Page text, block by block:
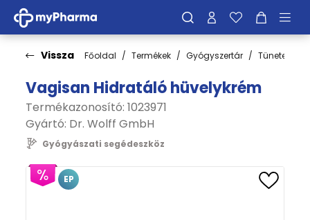
Vissza Főoldal Termékek Gyógyszertár Tünetek
Vagisan Hidratáló hüvelykrém
Termékazonosító: 1023971
Gyártó: Dr. Wolff GmbH
Gyógyászati segédeszköz
EP